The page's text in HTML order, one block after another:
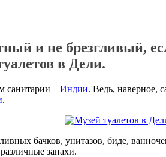
и не брезгливый,
в Дели.
санитарии – Индии. Ведь, наверное,
.
бачков, унитазов, биде,
запахи.